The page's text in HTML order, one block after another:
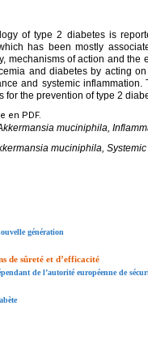
of type 2 diabetes is
has been mostly
mechanisms of action and the
and diabetes by acting
and systemic
for the prevention of type 2
en PDF.
muciniphila,
muciniphila,
génération
de sûreté et d’efficacité
de l’autorité européenne de